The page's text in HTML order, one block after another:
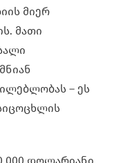
მიერ
მათი
– ეს